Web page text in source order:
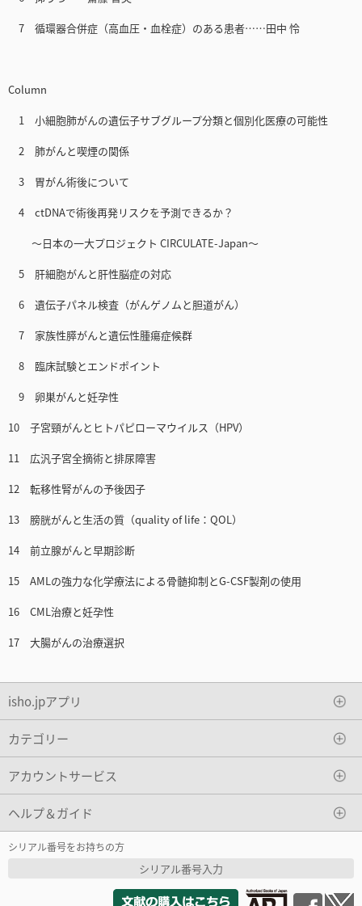
7 循環器合併症（高血圧・血栓症）のある患者……田中 怜
Column
1 小細胞肺がんの遺伝子サブグループ分類と個別化医療の可能性
2 肺がんと喫煙の関係
3 胃がん術後について
4 ctDNAで術後再発リスクを予測できるか？
〜日本の一大プロジェクト CIRCULATE-Japan〜
5 肝細胞がんと肝性脳症の対応
6 遺伝子パネル検査（がんゲノムと胆道がん）
7 家族性膵がんと遺伝性腫瘍症候群
8 臨床試験とエンドポイント
9 卵巣がんと妊孕性
10 子宮頸がんとヒトパピローマウイルス（HPV）
11 広汎子宮全摘術と排尿障害
12 転移性腎がんの予後因子
13 膀胱がんと生活の質（quality of life：QOL）
14 前立腺がんと早期診断
15 AMLの強力な化学療法による骨髄抑制とG-CSF製剤の使用
16 CML治療と妊孕性
17 大腸がんの治療選択
isho.jpアプリ
カテゴリー
アカウントサービス
ヘルプ＆ガイド
シリアル番号をお持ちの方
シリアル番号入力